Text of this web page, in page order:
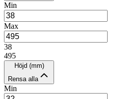
Min
Max
38
495
Höjd (mm)
Rensa alla
Min